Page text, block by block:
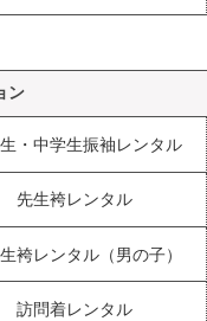
ン
・中学生振袖レンタル
先生袴レンタル
袴レンタル（男の子）
訪問着レンタル